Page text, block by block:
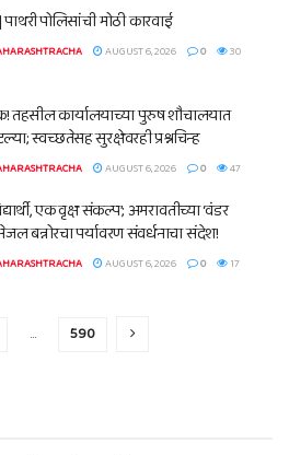
पोलिसांची मोठी कारवाई
AUGUST 6, 2026 0 30
तहसील कार्यालयाच्या पुरुष शौचालयात
स्वच्छतेसह सुरक्षेवरही प्रश्नचिन्ह
AUGUST 6, 2026 0 47
एक वृक्ष संकल्प’; अमरावतीच्या ‘वंडर
बन्नोरचा पर्यावरण संवर्धनाचा संदेश!
AUGUST 6, 2026 0 17
… 590